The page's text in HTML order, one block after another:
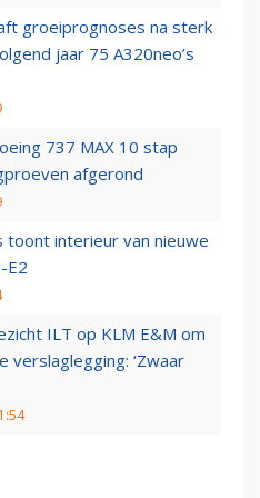
groeiprognoses na sterk
jaar 75 A320neo’s
737 MAX 10 stap
afgerond
toont interieur van nieuwe
E2
ILT op KLM E&M om
verslaglegging: ‘Zwaar